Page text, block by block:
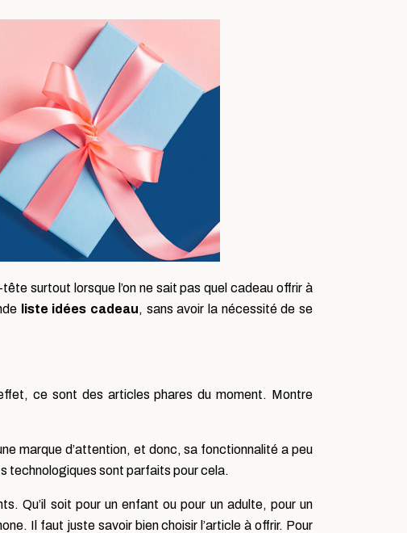
surtout lorsque l’on ne sait pas quel cadeau offrir à
liste idées cadeau, sans avoir la nécessité de se
ce sont des articles phares du moment. Montre
marque d’attention, et donc, sa fonctionnalité a peu
technologiques sont parfaits pour cela.
Qu’il soit pour un enfant ou pour un adulte, pour un
Il faut juste savoir bien choisir l’article à offrir. Pour